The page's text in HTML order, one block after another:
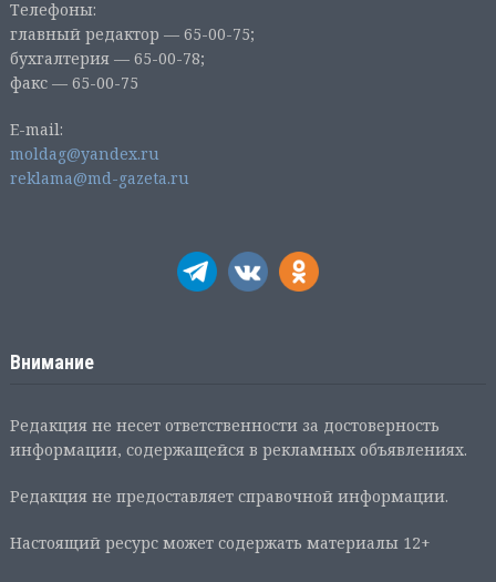
Телефоны:
главный редактор — 65-00-75;
бухгалтерия — 65-00-78;
факс — 65-00-75
E-mail:
moldag@yandex.ru
reklama@md-gazeta.ru
Внимание
Редакция не несет ответственности за достоверность
информации, содержащейся в рекламных объявлениях.
Редакция не предоставляет справочной информации.
Настоящий ресурс может содержать материалы 12+